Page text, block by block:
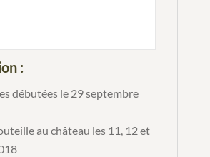
:
débutées le 29 septembre
au château les 11, 12 et